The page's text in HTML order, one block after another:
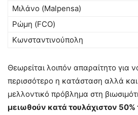
Μιλάνο (Malpensa)
Ρώμη (FCO)
Κωνσταντινούπολη
Θεωρείται λοιπόν απαραίτητο για
περισσότερο η κατάσταση αλλά
μελλοντικό πρόβλημα στη
μειωθούν κατά τουλάχιστον 50%